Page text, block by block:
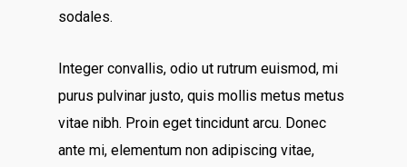
sodales.
Integer convallis, odio ut rutrum euismod, mi
purus pulvinar justo, quis mollis metus metus
vitae nibh. Proin eget tincidunt arcu. Donec
ante mi, elementum non adipiscing vitae,